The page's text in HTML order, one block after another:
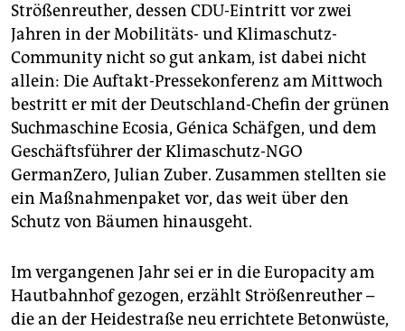
Strößenreuther, dessen CDU-Eintritt vor zwei
Jahren in der Mobilitäts- und Klimaschutz-
Community nicht so gut ankam, ist dabei nicht
allein: Die Auftakt-Pressekonferenz am Mittwoch
bestritt er mit der Deutschland-Chefin der grünen
Suchmaschine Ecosia, Génica Schäfgen, und dem
Geschäftsführer der Klimaschutz-NGO
GermanZero, Julian Zuber. Zusammen stellten sie
ein Maßnahmenpaket vor, das weit über den
Schutz von Bäumen hinausgeht.
Im vergangenen Jahr sei er in die Europacity am
Hautbahnhof gezogen, erzählt Strößenreuther –
die an der Heidestraße neu errichtete Betonwüste,